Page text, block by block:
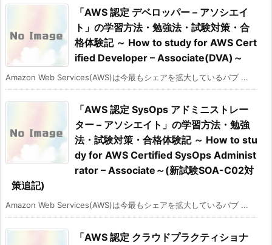
「AWS 認定 デベロッパー – アソシエイ
ト」の学習方法・勉強法・試験対策・合
格体験記 ～ How to study for AWS Cert
ified Developer – Associate(DVA)～
Amazon Web Services(AWS)は今最もシェアを拡大しているパブ ...
「AWS 認定 SysOps アドミニストレー
ター – アソシエイト」の学習方法・勉強
法・試験対策・合格体験記 ～ How to stu
dy for AWS Certified SysOps Administ
rator – Associate～(新試験SOA-C02対
策追記)
Amazon Web Services(AWS)は今最もシェアを拡大しているパブ ...
「AWS 認定 クラウドプラクティショナ